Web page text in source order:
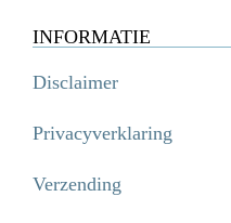
INFORMATIE
Disclaimer
Privacyverklaring
Verzending